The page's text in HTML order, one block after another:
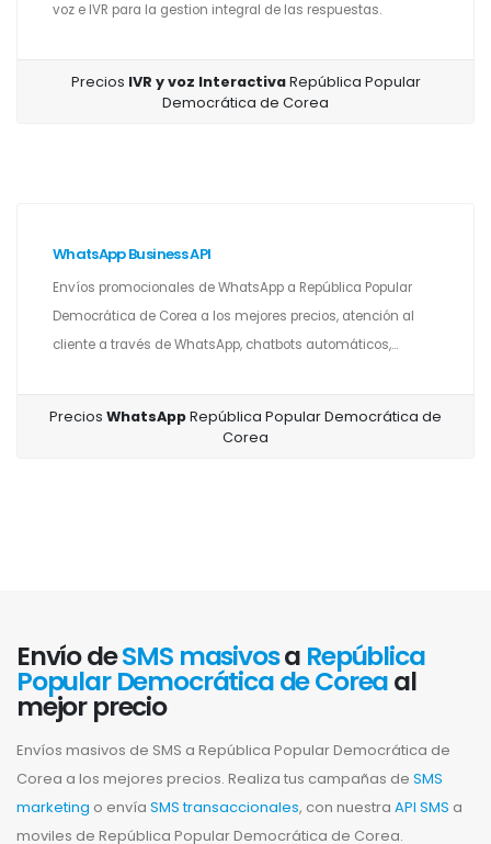
voz e IVR para la gestion integral de las respuestas.
Precios IVR y voz InteractivaRepública Popular
Democrática de Corea
WhatsApp Business API
Envíos promocionales de WhatsApp a República Popular
Democrática de Corea a los mejores precios, atención al
cliente a través de WhatsApp, chatbots automáticos,...
Precios WhatsAppRepública Popular Democrática de
Corea
Envío deSMS masivosa República
Popular Democrática de Coreaal
mejor precio
Envíos masivos de SMS a República Popular Democrática de
Corea a los mejores precios. Realiza tus campañas de SMS
marketing o envía SMS transaccionales, con nuestra API SMS a
moviles de República Popular Democrática de Corea.